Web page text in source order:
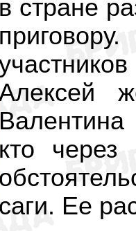
в стране
Валентина
кто
саги. Ее